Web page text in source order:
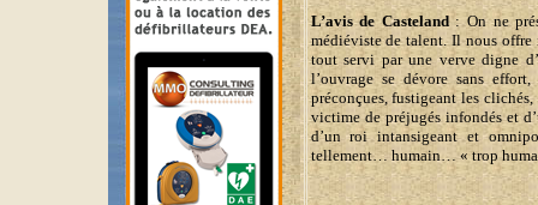
L’avis de Casteland: On ne
médiéviste de talent. Il nous
tout servi par une verve digne
l’ouvrage se dévore sans
préconçues, fustigeant les
victime de préjugés infondés et
d’un roi intansigeant et
tellement… humain… « trop